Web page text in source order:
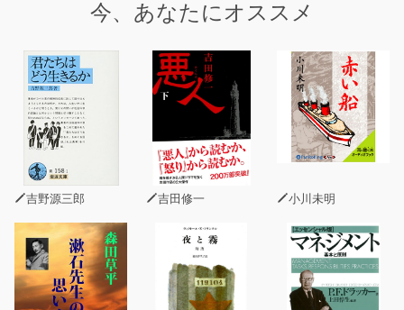
（*平成17年～24年全日コース出席率80％以上の生徒の実
今、あなたにオススメ
吉野源三郎 吉田修一 小川未明